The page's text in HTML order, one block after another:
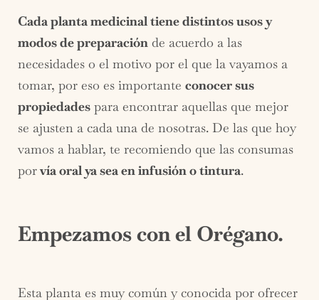
Cada planta medicinal tiene distintos usos y
modos de preparación de acuerdo a las
necesidades o el motivo por el que la vayamos a
tomar, por eso es importante conocer sus
propiedades para encontrar aquellas que mejor
se ajusten a cada una de nosotras. De las que hoy
vamos a hablar, te recomiendo que las consumas
porvía oral ya sea en infusión o tintura.
Empezamos con el Orégano.
Esta planta es muy común y conocida por ofrecer